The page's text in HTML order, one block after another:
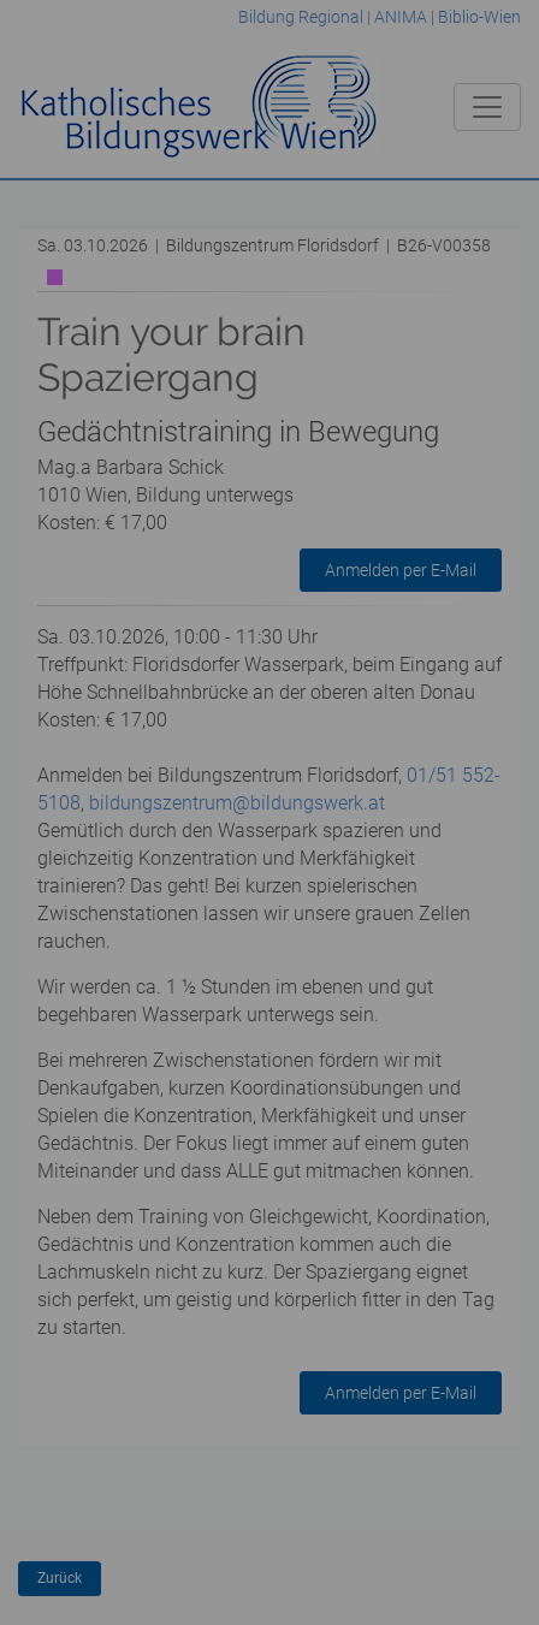
Bildung Regional | ANIMA | Biblio-Wien
Sa. 03.10.2026 | Bildungszentrum Floridsdorf | B26-V00358
Train your brain
Spaziergang
Gedächtnistraining in Bewegung
Mag.a Barbara Schick
1010 Wien, Bildung unterwegs
Kosten: € 17,00
Anmelden per E-Mail
Sa. 03.10.2026, 10:00 - 11:30 Uhr
Treffpunkt: Floridsdorfer Wasserpark, beim Eingang auf
Höhe Schnellbahnbrücke an der oberen alten Donau
Kosten: € 17,00
Anmelden bei Bildungszentrum Floridsdorf, 01/51 552-
5108, bildungszentrum@bildungswerk.at
Gemütlich durch den Wasserpark spazieren und
gleichzeitig Konzentration und Merkfähigkeit
trainieren? Das geht! Bei kurzen spielerischen
Zwischenstationen lassen wir unsere grauen Zellen
rauchen.
Wir werden ca. 1 ½ Stunden im ebenen und gut
begehbaren Wasserpark unterwegs sein.
Bei mehreren Zwischenstationen fördern wir mit
Denkaufgaben, kurzen Koordinationsübungen und
Spielen die Konzentration, Merkfähigkeit und unser
Gedächtnis. Der Fokus liegt immer auf einem guten
Miteinander und dass ALLE gut mitmachen können.
Neben dem Training von Gleichgewicht, Koordination,
Gedächtnis und Konzentration kommen auch die
Lachmuskeln nicht zu kurz. Der Spaziergang eignet
sich perfekt, um geistig und körperlich fitter in den Tag
zu starten.
Anmelden per E-Mail